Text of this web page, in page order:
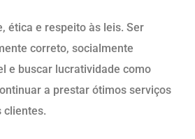
ética e respeito às leis. Ser
correto, socialmente
e buscar lucratividade como
a prestar ótimos serviços
clientes.